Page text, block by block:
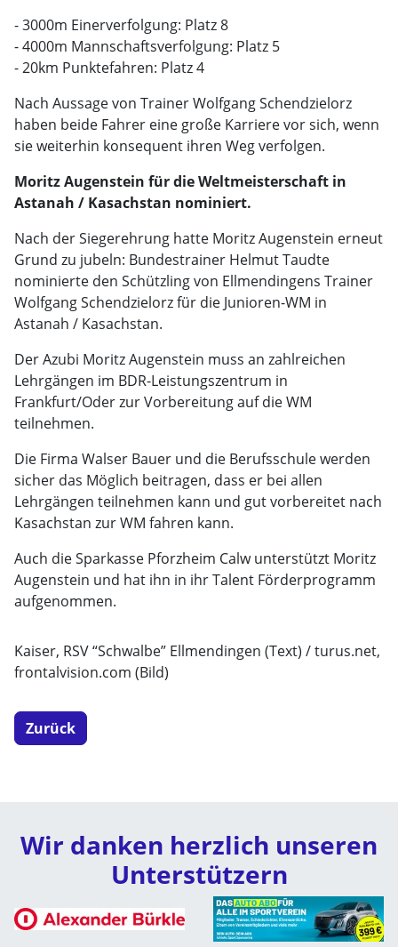
- 3000m Einerverfolgung: Platz 8
- 4000m Mannschaftsverfolgung: Platz 5
- 20km Punktefahren: Platz 4
Nach Aussage von Trainer Wolfgang Schendzielorz
haben beide Fahrer eine große Karriere vor sich, wenn
sie weiterhin konsequent ihren Weg verfolgen.
Moritz Augenstein für die Weltmeisterschaft in
Astanah / Kasachstan nominiert.
Nach der Siegerehrung hatte Moritz Augenstein erneut
Grund zu jubeln: Bundestrainer Helmut Taudte
nominierte den Schützling von Ellmendingens Trainer
Wolfgang Schendzielorz für die Junioren-WM in
Astanah / Kasachstan.
Der Azubi Moritz Augenstein muss an zahlreichen
Lehrgängen im BDR-Leistungszentrum in
Frankfurt/Oder zur Vorbereitung auf die WM
teilnehmen.
Die Firma Walser Bauer und die Berufsschule werden
sicher das Möglich beitragen, dass er bei allen
Lehrgängen teilnehmen kann und gut vorbereitet nach
Kasachstan zur WM fahren kann.
Auch die Sparkasse Pforzheim Calw unterstützt Moritz
Augenstein und hat ihn in ihr Talent Förderprogramm
aufgenommen.
Kaiser, RSV “Schwalbe” Ellmendingen (Text) / turus.net,
frontalvision.com (Bild)
Zurück
Wir danken herzlich unseren
Unterstützern